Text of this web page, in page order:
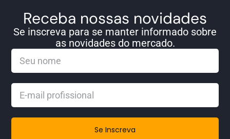
Receba nossas novidades
Se inscreva para se manter informado sobre
as novidades do mercado.
Se Inscreva